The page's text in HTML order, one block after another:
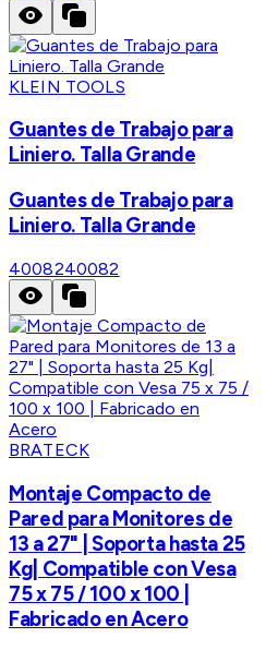
KLEIN TOOLS
Guantes de Trabajo para
Liniero. Talla Grande
Guantes de Trabajo para
Liniero. Talla Grande
4008240082
BRATECK
Montaje Compacto de
Pared para Monitores de
13 a 27" | Soporta hasta 25
Kg| Compatible con Vesa
75 x 75 / 100 x 100 |
Fabricado en Acero